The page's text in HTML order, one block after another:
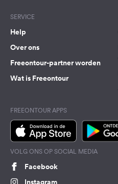
SERVICE
Help
Over ons
Freeontour-partner worden
Wat is Freeontour
FREEONTOUR APPS
VOLG ONS OP SOCIAL MEDIA
Facebook
Instagram